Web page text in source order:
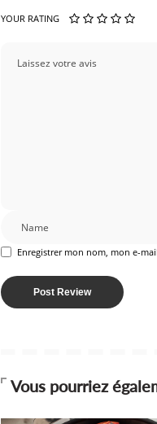
YOUR RATING
Enregistrer mon nom, mon e-
Vous pourriez